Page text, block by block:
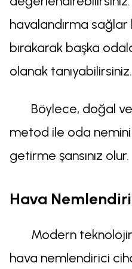
havalandırma sağlar
bırakarak başka
olanak tanıyabilirsiniz.
Böylece, doğal
metod ile oda nemini
getirme şansınız olur.
Hava
Modern
hava nemlendirici